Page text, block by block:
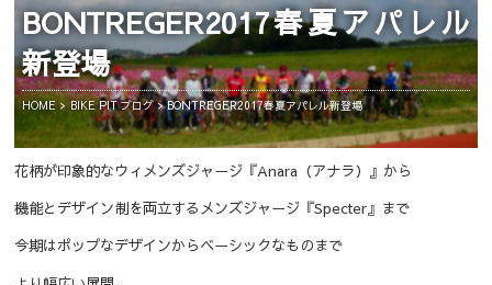
BONTREGER2017春夏アパレル
新登場
HOME BIKE PIT ブログ BONTREGER2017春夏アパレル新登場
花柄が印象的なウィメンズジャージ『Anara（アナラ）』から
機能とデザイン制を両立するメンズジャージ『Specter』まで
今期はポップなデザインからベーシックなものまで